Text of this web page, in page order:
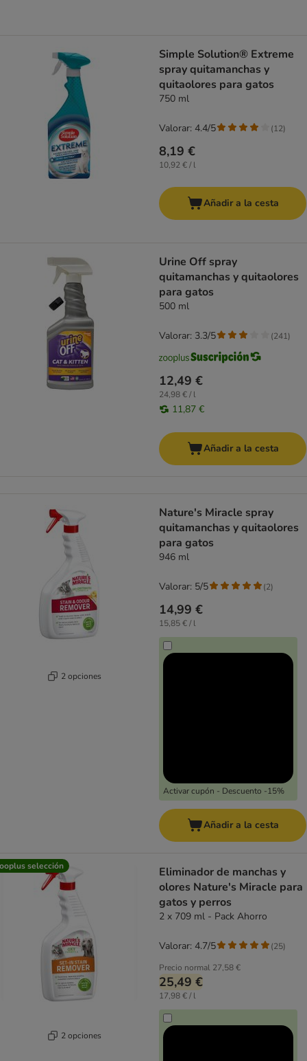
Simple Solution® Extreme
spray quitamanchas y
quitaolores para gatos
750 ml
8,19 €
10,92 € / l
Valorar: 4.4/5 (12)
Añadir a la cesta
Urine Off spray
quitamanchas y quitaolores
para gatos
500 ml
12,49 €
24,98 € / l
11,87 €
Valorar: 3.3/5 (241)
Añadir a la cesta
2 opciones
Nature's Miracle spray
quitamanchas y quitaolores
para gatos
946 ml
14,99 €
15,85 € / l
Activar cupón - Descuento -15%
Valorar: 5/5 (2)
Añadir a la cesta
selección
2 opciones
Eliminador de manchas y
olores Nature's Miracle para
gatos y perros
2 x 709 ml - Pack Ahorro
Precio normal 27,58 €
25,49 €
17,98 € / l
Valorar: 4.7/5 (25)